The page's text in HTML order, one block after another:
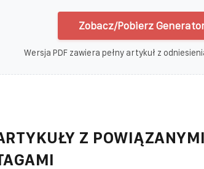
Zobacz/Pobierz
Wersja PDF zawiera pełny artykuł z
Z POWIĄZANYMI